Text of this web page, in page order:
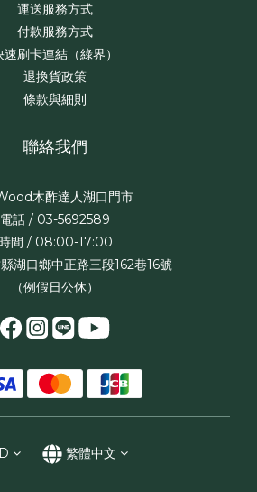
運送服務方式
付款服務方式
速刷卡連結（綠界）
退換貨政策
條款與細則
聯絡我們
木酢達人湖口門市
電話 / 03-5692589
間 / 08:00-17:00
湖口鄉中正路三段162巷16號
（例假日公休）
繁體中文